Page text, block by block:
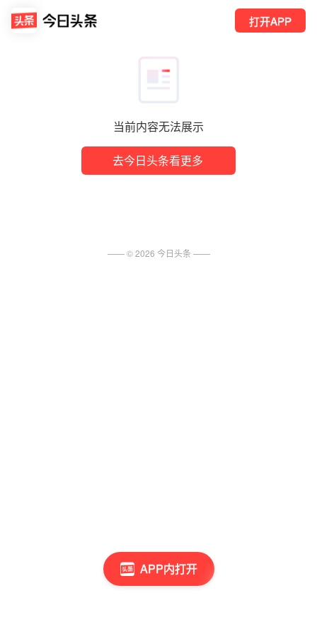
当前内容无法展示
去今日头条看更多
打开APP
APP内打开
—— ©2026 今日头条 ——